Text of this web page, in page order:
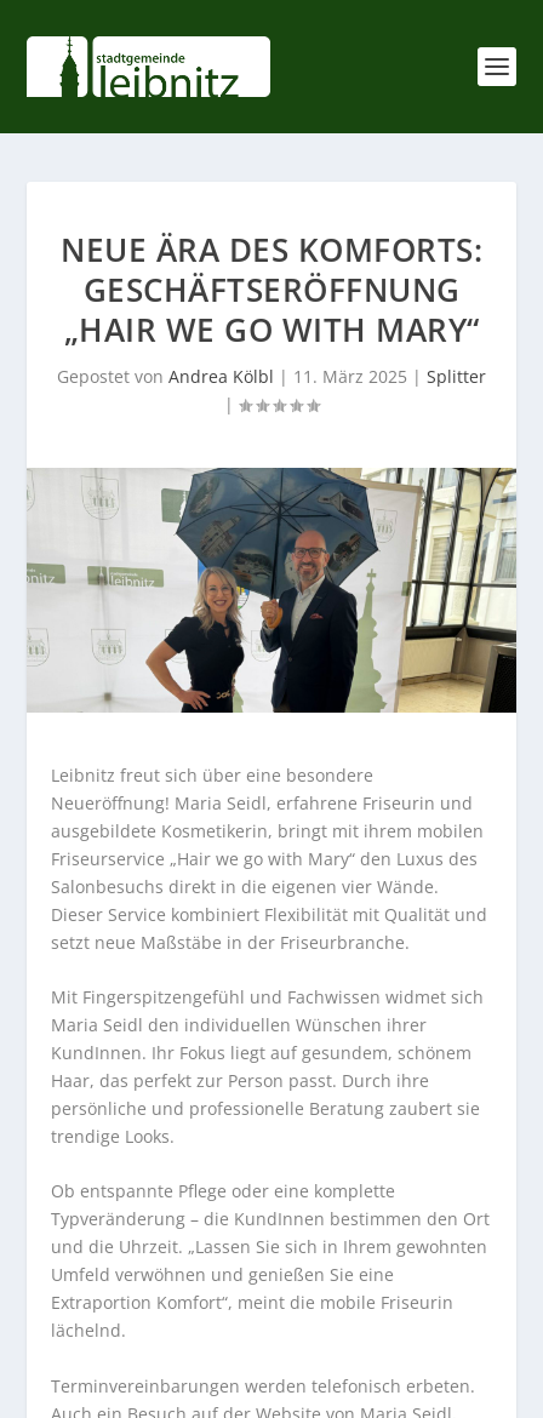
NEUE ÄRA DES KOMFORTS:
GESCHÄFTSERÖFFNUNG
„HAIR WE GO WITH MARY“
Gepostet von Andrea Kölbl | 11. März 2025 | Splitter
|
Leibnitz freut sich über eine besondere
Neueröffnung! Maria Seidl, erfahrene Friseurin und
ausgebildete Kosmetikerin, bringt mit ihrem mobilen
Friseurservice „Hair we go with Mary“ den Luxus des
Salonbesuchs direkt in die eigenen vier Wände.
Dieser Service kombiniert Flexibilität mit Qualität und
setzt neue Maßstäbe in der Friseurbranche.
Mit Fingerspitzengefühl und Fachwissen widmet sich
Maria Seidl den individuellen Wünschen ihrer
KundInnen. Ihr Fokus liegt auf gesundem, schönem
Haar, das perfekt zur Person passt. Durch ihre
persönliche und professionelle Beratung zaubert sie
trendige Looks.
Ob entspannte Pflege oder eine komplette
Typveränderung – die KundInnen bestimmen den Ort
und die Uhrzeit. „Lassen Sie sich in Ihrem gewohnten
Umfeld verwöhnen und genießen Sie eine
Extraportion Komfort“, meint die mobile Friseurin
lächelnd.
Terminvereinbarungen werden telefonisch erbeten.